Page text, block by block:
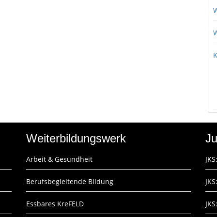
Weiterbildungswerk
Arbeit & Gesundheit
Berufsbegleitende Bildung
Essbares KreFELD